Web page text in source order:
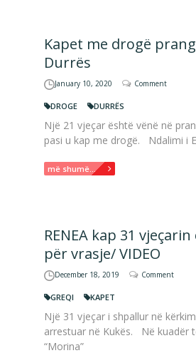
Kapet me drogë
Durrës
January 10, 2020 Comment
DROGE DURRËS
Një 21 vjeçar është vënë në
pasi u kap me drogë. Ndalimi i
më shumë...
RENEA kap 31
për vrasje/ VIDEO
December 18, 2019 Comment
GREQI KAPET
Një 31 vjeçar i shpallur në
arrestuar në Kukës. Në kuadër
“Morina”